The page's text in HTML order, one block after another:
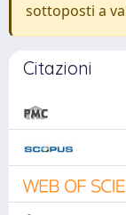
sottoposti a
Citazioni